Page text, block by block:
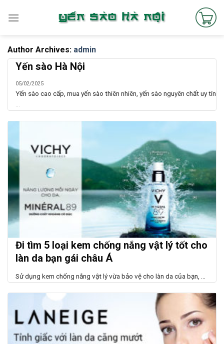
Author Archives: admin
Yến sào Hà Nội
05/02/2025
Yến sào cao cấp, mua yến sào thiên nhiên, yến sào nguyên chất uy tín
...
Đi tìm 5 loại kem chống nắng vật lý tốt cho
làn da bạn gái châu Á
Sử dụng kem chống nắng vật lý vừa bảo vệ cho làn da của bạn, ...